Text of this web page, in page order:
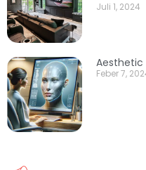
Juli 1, 2024
Aesthetic
Feber 7,